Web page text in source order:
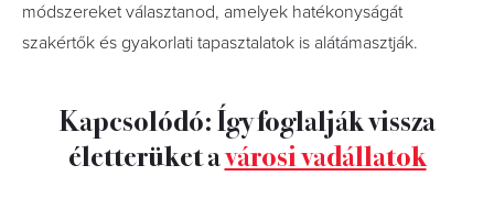
módszereket választanod, amelyek hatékonyságát
szakértők és gyakorlati tapasztalatok is alátámasztják.
Kapcsolódó: Így foglalják vissza
életterüket avárosi vadállatok